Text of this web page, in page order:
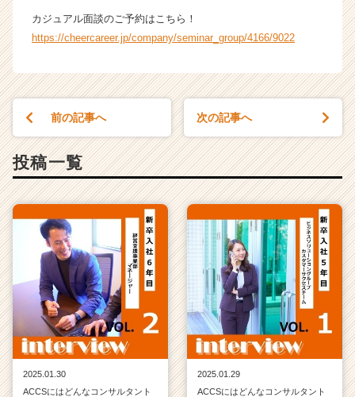
カジュアル面談のご予約はこちら！
https://cheercareer.jp/company/seminar_group/4166/9022
前の記事へ 次の記事へ
投稿一覧
2025.01.30
ACCSにはどんなコンサルタント
2025.01.29
ACCSにはどんなコンサルタント